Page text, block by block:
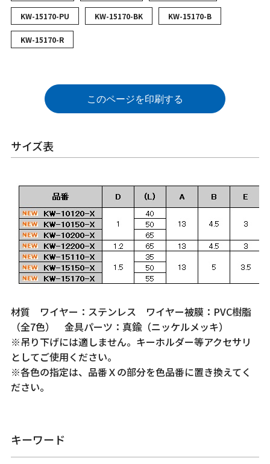
KW-15170-PU KW-15170-BK KW-15170-B
KW-15170-R
このページを印刷する
サイズ表
材質 ワイヤー：ステンレス ワイヤー被膜：PVC樹脂
（全7色） 金具パーツ：真鍮（ニッケルメッキ）
※吊り下げには適しません。キーホルダー等アクセサリ
としてご使用ください。
※各色の指定は、品番Ｘの部分を色品番に置き換えてく
ださい。
キーワード